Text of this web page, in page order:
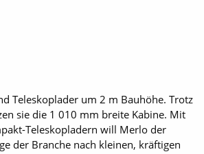
Teleskoplader um 2 m Bauhöhe. Trotz
sie die 1 010 mm breite Kabine. Mit
Teleskopladern will Merlo der
der Branche nach kleinen, kräftigen